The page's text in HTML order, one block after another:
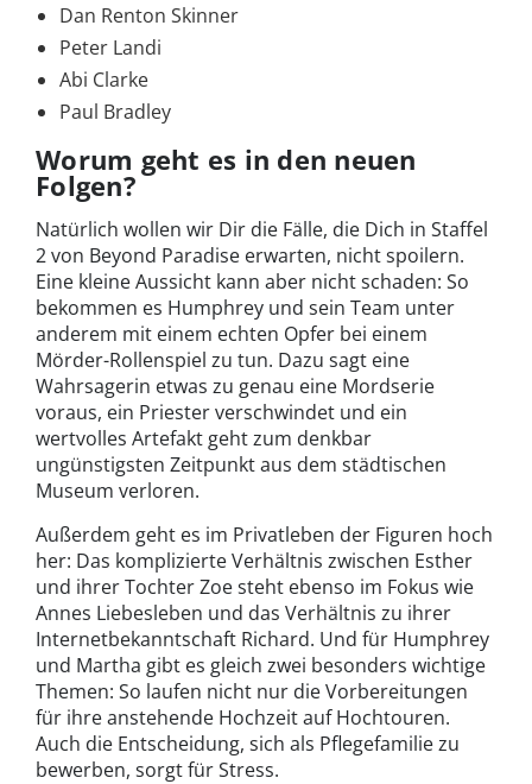
Dan Renton Skinner
Peter Landi
Abi Clarke
Paul Bradley
Worum geht es in den neuen
Folgen?
Natürlich wollen wir Dir die Fälle, die Dich in Staffel
2 von Beyond Paradise erwarten, nicht spoilern.
Eine kleine Aussicht kann aber nicht schaden: So
bekommen es Humphrey und sein Team unter
anderem mit einem echten Opfer bei einem
Mörder-Rollenspiel zu tun. Dazu sagt eine
Wahrsagerin etwas zu genau eine Mordserie
voraus, ein Priester verschwindet und ein
wertvolles Artefakt geht zum denkbar
ungünstigsten Zeitpunkt aus dem städtischen
Museum verloren.
Außerdem geht es im Privatleben der Figuren hoch
her: Das komplizierte Verhältnis zwischen Esther
und ihrer Tochter Zoe steht ebenso im Fokus wie
Annes Liebesleben und das Verhältnis zu ihrer
Internetbekanntschaft Richard. Und für Humphrey
und Martha gibt es gleich zwei besonders wichtige
Themen: So laufen nicht nur die Vorbereitungen
für ihre anstehende Hochzeit auf Hochtouren.
Auch die Entscheidung, sich als Pflegefamilie zu
bewerben, sorgt für Stress.